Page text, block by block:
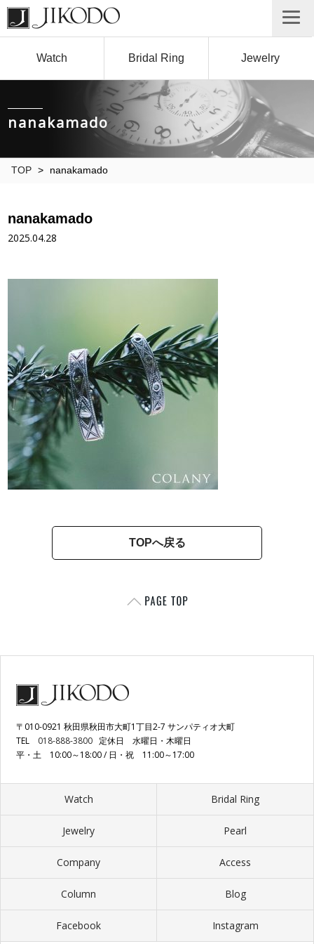
Watch Bridal Ring Jewelry
nanakamado
TOP > nanakamado
nanakamado
2025.04.28
TOPへ戻る
〒010-0921 秋田県秋田市大町1丁目2-7 サンパティオ大町
TEL 018-888-3800 定休日 水曜日・木曜日
平・土 10:00～18:00 / 日・祝 11:00～17:00
Watch Bridal Ring
Jewelry Pearl
Company Access
Column Blog
Facebook Instagram